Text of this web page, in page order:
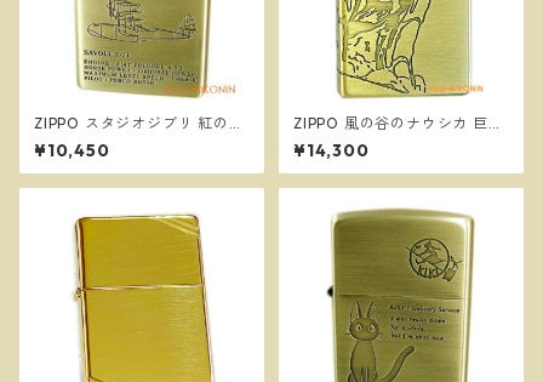
ZIPPO スタジオジブリ 紅の豚
サボイア SAVOIA S-21 2 ジッ
ポー オイルライター NZ-50
¥10,450
ZIPPO 風の谷のナウシカ 巨神
兵 NZ-33 スタジオジブリ ジ
ッポー オイルライター
¥14,300